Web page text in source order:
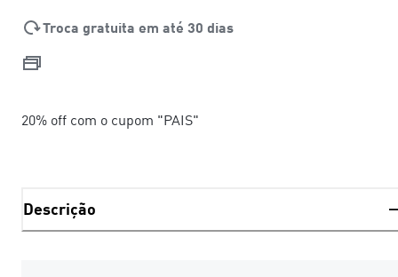
Troca gratuita em até 30 dias
20% off com o cupom "PAIS"
Descrição